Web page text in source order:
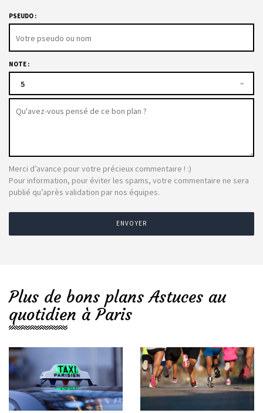
PSEUDO :
NOTE :
5
Merci d’avance pour votre précieux commentaire ! :)
Pour information, pour éviter les spams, votre commentaire ne sera
publié qu’après validation par nos équipes.
ENVOYER
Plus de bons plans Astuces au
quotidien à Paris